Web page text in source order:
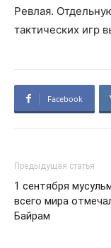
Ревлая.
тактических игр
Facebook
Предыдущая статья
1 сентября
всего мира
Байрам